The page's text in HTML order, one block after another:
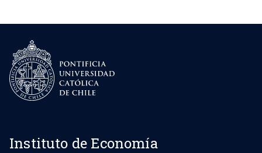
Instituto de Economía